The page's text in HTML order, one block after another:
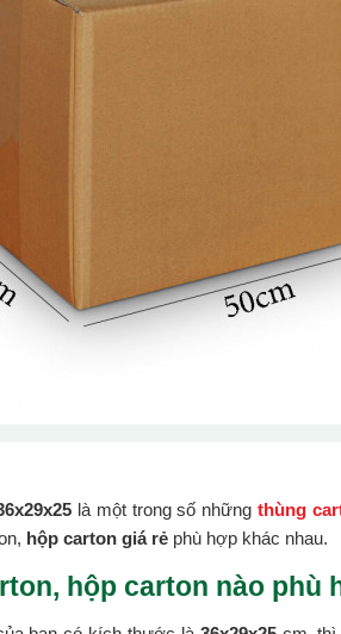
là một trong số những thùng
hộp carton giá rẻ phù hợp khác nhau.
hộp carton nào phù